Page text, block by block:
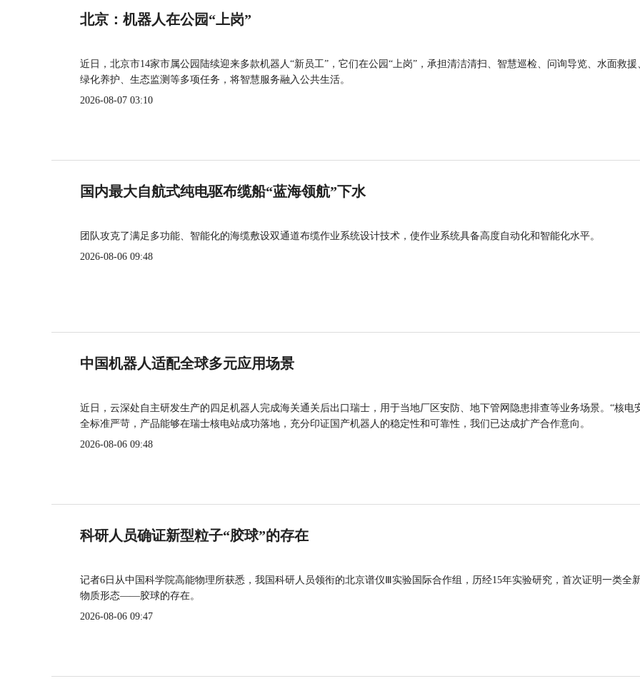
北京：机器人在公园“上岗”
近日，北京市14家市属公园陆续迎来多款机器人“新员工”，它们在公园“上岗”，承担清洁清扫、智慧巡检、问询导览、水面救援
绿化养护、生态监测等多项任务，将智慧服务融入公共生活。
2026-08-07 03:10
国内最大自航式纯电驱布缆船“蓝海领航”下水
团队攻克了满足多功能、智能化的海缆敷设双通道布缆作业系统设计技术，使作业系统具备高度自动化和智能化水平。
2026-08-06 09:48
中国机器人适配全球多元应用场景
近日，云深处自主研发生产的四足机器人完成海关通关后出口瑞士，用于当地厂区安防、地下管网隐患排查等业务场景。“核电
全标准严苛，产品能够在瑞士核电站成功落地，充分印证国产机器人的稳定性和可靠性，我们已达成扩产合作意向。
2026-08-06 09:48
科研人员确证新型粒子“胶球”的存在
记者6日从中国科学院高能物理所获悉，我国科研人员领衔的北京谱仪Ⅲ实验国际合作组，历经15年实验研究，首次证明一类全
物质形态——胶球的存在。
2026-08-06 09:47